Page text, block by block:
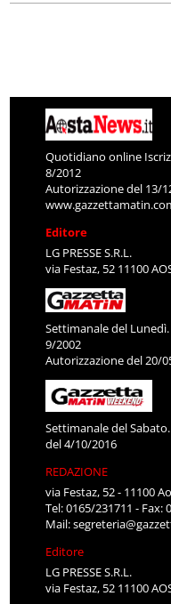
Quotidiano online
8/2012
Autorizzazione del 13/
Editore
LG PRESSE S.R.L.
via Festaz, 52 11100
Settimanale del
9/2002
Autorizzazione del 20/
Settimanale del
del 4/10/2016
REDAZIONE
via Festaz, 52 - 11100
Tel: 0165/231711 - Fax:
Mail:
Editore
LG PRESSE S.R.L.
via Festaz, 52 11100